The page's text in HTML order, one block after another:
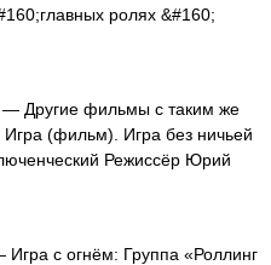
ролях &#160;
— Другие фильмы с таким же
(фильм). Игра без ничьей
Режиссёр Юрий
Игра с огнём: Группа «Роллинг